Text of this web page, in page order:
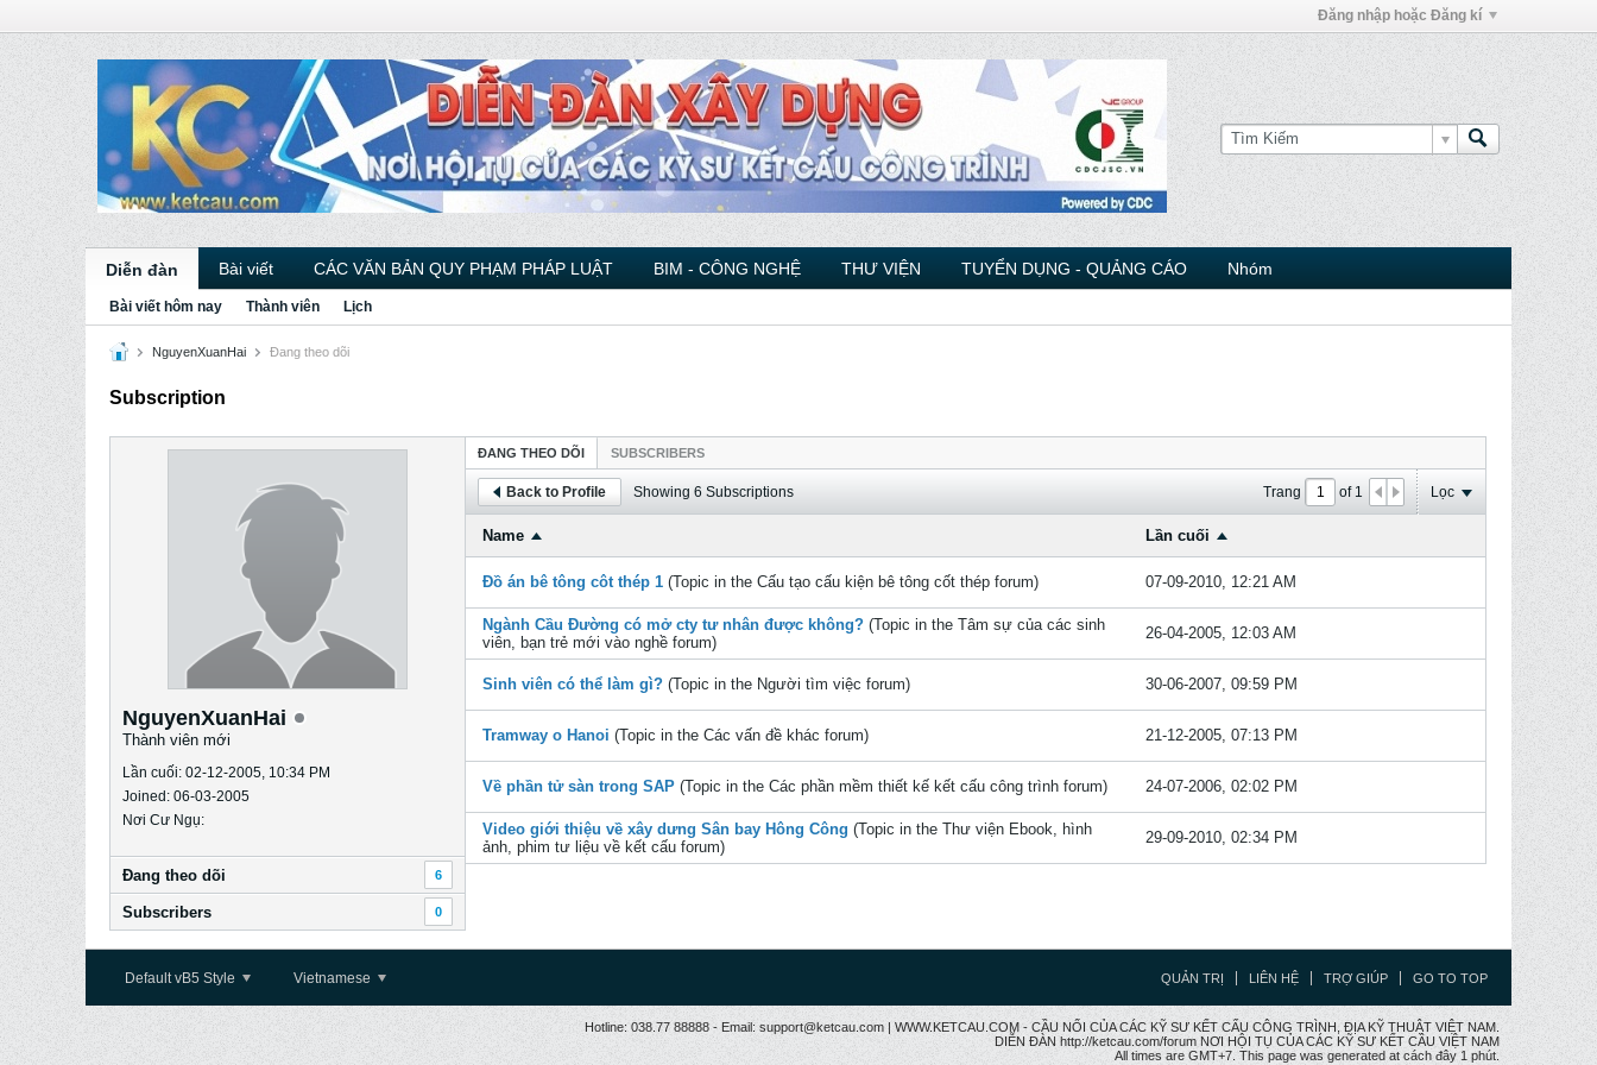
Đăng nhập hoặc Đăng kí
Diễn đàn Bài viết CÁC VĂN BẢN QUY PHẠM PHÁP LUẬT BIM - CÔNG NGHỆ THƯ VIỆN TUYỂN DỤNG - QUẢNG CÁO Nhóm
Bài viết hôm nay Thành viên Lịch
NguyenXuanHai Ðang theo dõi
Subscription
NguyenXuanHai
Thành viên mới
Lần cuối: 02-12-2005, 10:34 PM
Joined: 06-03-2005
Nơi Cư Ngụ:
Ðang theo dõi 6
Subscribers 0
ÐANG THEO DÕI SUBSCRIBERS
Back to Profile Showing 6 Subscriptions Trang of 1 Lọc
Name Lần cuối
Đồ án bê tông côt thép 1 (Topic in the Cấu tạo cấu kiện bê tông cốt thép forum) 07-09-2010, 12:21 AM
Ngành Cầu Đường có mở cty tư nhân được không? (Topic in the Tâm sự của các sinh
viên, bạn trẻ mới vào nghề forum)
26-04-2005, 12:03 AM
Sinh viên có thể làm gì? (Topic in the Người tìm việc forum) 30-06-2007, 09:59 PM
Tramway o Hanoi (Topic in the Các vấn đề khác forum) 21-12-2005, 07:13 PM
Về phần tử sàn trong SAP (Topic in the Các phần mềm thiết kế kết cấu công trình forum) 24-07-2006, 02:02 PM
Video giới thiệu về xây dưng Sân bay Hông Công (Topic in the Thư viện Ebook, hình
ảnh, phim tư liệu về kết cấu forum)
29-09-2010, 02:34 PM
Default vB5 Style Vietnamese QUẢN TRỊ LIÊN HỆ TRỢ GIÚP GO TO TOP
Hotline: 038.77 88888 - Email: support@ketcau.com | WWW.KETCAU.COM - CẦU NỐI CỦA CÁC KỸ SƯ KẾT CẤU CÔNG TRÌNH, ĐỊA KỸ THUẬT VIỆT NAM.
DIỄN ĐÀN http://ketcau.com/forum NƠI HỘI TỤ CỦA CÁC KỸ SƯ KẾT CÂU VIỆT NAM
All times are GMT+7. This page was generated at cách đây 1 phút.